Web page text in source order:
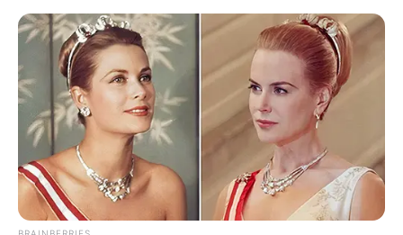
HOME
INSPIRASI
STYLE
FILM &
SERIES
NGAKAK
QUOTES
HYPE
MORE